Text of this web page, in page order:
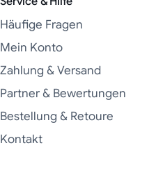
Häufige Fragen
Mein Konto
Zahlung & Versand
Partner & Bewertungen
Bestellung & Retoure
Kontakt